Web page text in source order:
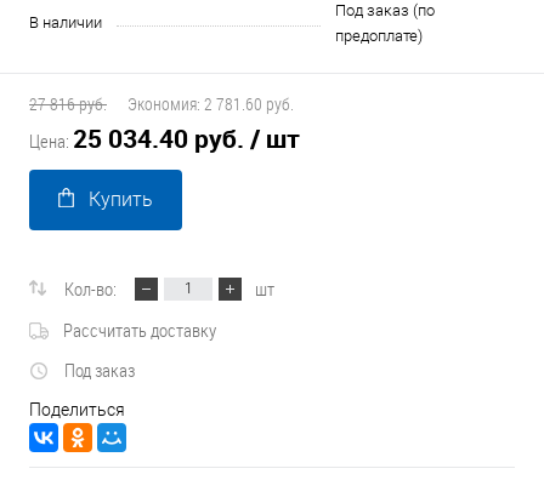
В наличии
Под заказ (по
предоплате)
27 816 руб. Экономия: 2 781.60 руб.
Цена: 25 034.40 руб. / шт
Купить
Кол-во:
шт
Рассчитать доставку
Под заказ
Поделиться